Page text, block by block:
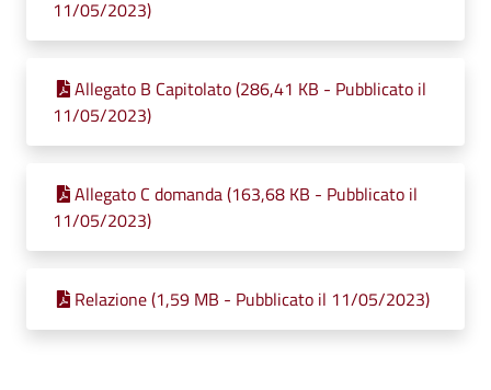
11/05/2023)
Allegato B Capitolato (286,41 KB - Pubblicato il
11/05/2023)
Allegato C domanda (163,68 KB - Pubblicato il
11/05/2023)
Relazione (1,59 MB - Pubblicato il 11/05/2023)